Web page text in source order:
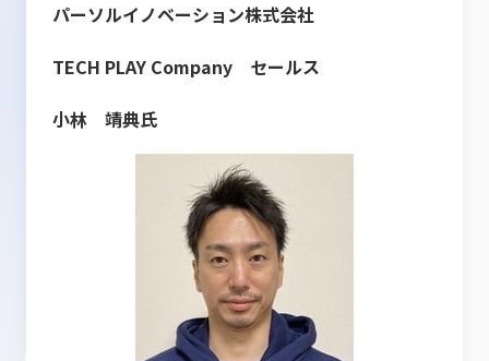
パーソルイノベーション株式会社
TECH PLAY Company セールス
小林 靖典氏